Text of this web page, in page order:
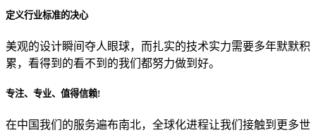
贵公司的团队规模是？
目前主要的营销渠道是？
定义行业标准的决心
美观的设计瞬间夺人眼球，而扎实的技术实力需要多年默默积
累，看得到的看不到的我们都努力做到好。
专注、专业、值得信赖!
在中国我们的服务遍布南北，全球化进程让我们接触到更多世